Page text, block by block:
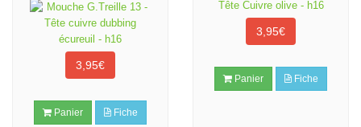
3,95€
Panier Fiche
3,95€
Panier Fiche